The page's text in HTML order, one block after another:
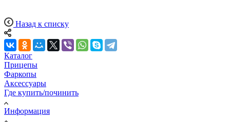
Назад к списку
Каталог
Прицепы
Фаркопы
Аксессуары
Где купить/починить
Информация